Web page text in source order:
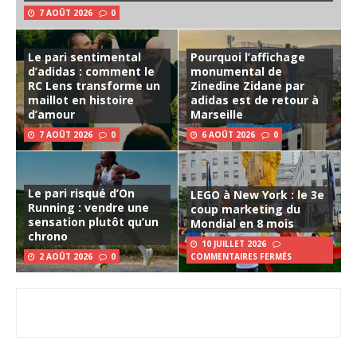
7 AOÛT 2026 0
Le pari sentimental
d’adidas : comment le
RC Lens transforme un
maillot en histoire
d’amour
7 AOÛT 2026 0
Pourquoi l’affichage
monumental de
Zinedine Zidane par
adidas est de retour à
Marseille
6 AOÛT 2026 0
Le pari risqué d’On
Running : vendre une
sensation plutôt qu’un
chrono
2 AOÛT 2026 0
LEGO à New York : le 3e
coup marketing du
Mondial en 8 mois
10 JUILLET 2026
COMMENTAIRES FERMÉS